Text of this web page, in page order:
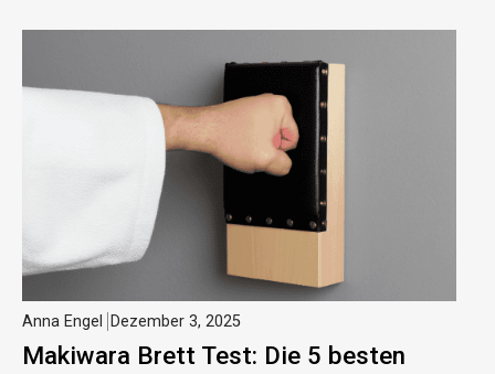
Makiwara Brett Test: Die 5 besten
Anna Engel Dezember 3, 2025